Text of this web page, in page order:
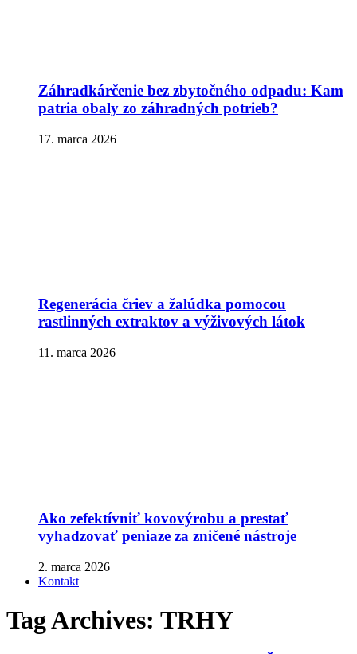
Záhradkárčenie bez zbytočného odpadu: Kam
patria obaly zo záhradných potrieb?
17. marca 2026
Regenerácia čriev a žalúdka pomocou
rastlinných extraktov a výživových látok
11. marca 2026
Ako zefektívniť kovovýrobu a prestať
vyhadzovať peniaze za zničené nástroje
2. marca 2026
Kontakt
Tag Archives: TRHY